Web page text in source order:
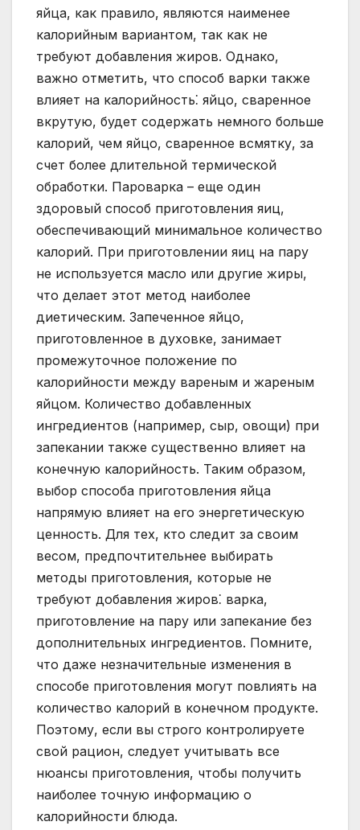
яйца, как правило, являются наименее
калорийным вариантом, так как не
требуют добавления жиров. Однако,
важно отметить, что способ варки также
влияет на калорийность⁚ яйцо, сваренное
вкрутую, будет содержать немного больше
калорий, чем яйцо, сваренное всмятку, за
счет более длительной термической
обработки. Пароварка – еще один
здоровый способ приготовления яиц,
обеспечивающий минимальное количество
калорий. При приготовлении яиц на пару
не используется масло или другие жиры,
что делает этот метод наиболее
диетическим. Запеченное яйцо,
приготовленное в духовке, занимает
промежуточное положение по
калорийности между вареным и жареным
яйцом. Количество добавленных
ингредиентов (например, сыр, овощи) при
запекании также существенно влияет на
конечную калорийность. Таким образом,
выбор способа приготовления яйца
напрямую влияет на его энергетическую
ценность. Для тех, кто следит за своим
весом, предпочтительнее выбирать
методы приготовления, которые не
требуют добавления жиров⁚ варка,
приготовление на пару или запекание без
дополнительных ингредиентов. Помните,
что даже незначительные изменения в
способе приготовления могут повлиять на
количество калорий в конечном продукте.
Поэтому, если вы строго контролируете
свой рацион, следует учитывать все
нюансы приготовления, чтобы получить
наиболее точную информацию о
калорийности блюда.